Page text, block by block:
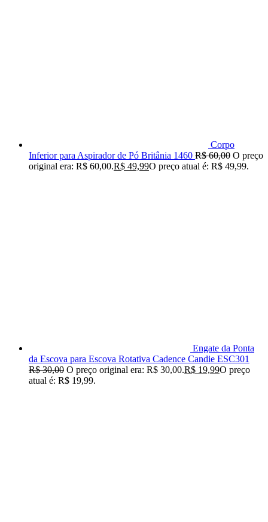
Corpo
Inferior para Aspirador de Pó Britânia 1460 R$60,00 O preço
original era: R$ 60,00.R$ 49,99O preço atual é: R$ 49,99.
Engate da Ponta
da Escova para Escova Rotativa Cadence Candie ESC301
R$30,00 O preço original era: R$ 30,00.R$ 19,99O preço
atual é: R$ 19,99.